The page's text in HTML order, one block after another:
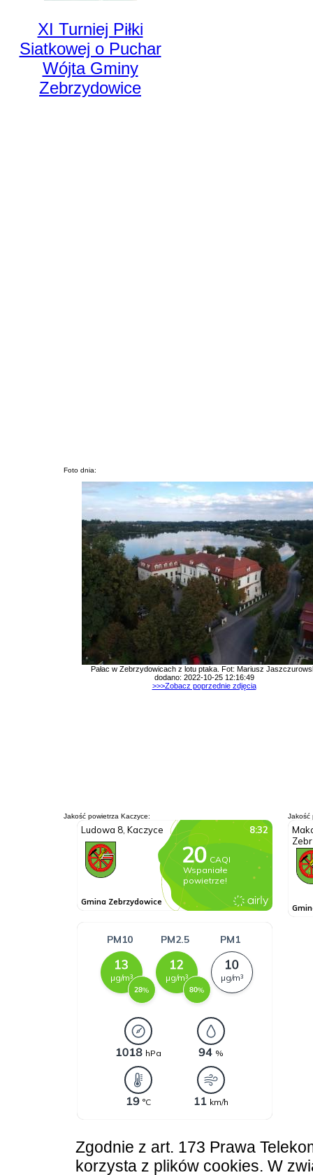
XI Turniej Piłki
Siatkowej o Puchar
Wójta Gminy
Zebrzydowice
Foto dnia:
Pałac w Zebrzydowicach z lotu ptaka. Fot: Mariusz
dodano: 2022-10-25 12:16:49
>>>Zobacz poprzednie zdjęcia
Jakość powietrza Kaczyce: Jakość
Zgodnie z art. 173 Prawa
korzysta z plików cookies. W